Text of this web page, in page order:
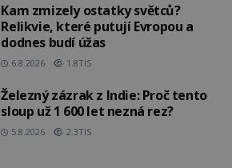
Kam zmizely ostatky světců?
Relikvie, které putují Evropou a
dodnes budí úžas
6.8.2026 1.8TIS
Železný zázrak z Indie: Proč tento
sloup už 1 600 let nezná rez?
5.8.2026 2.3TIS